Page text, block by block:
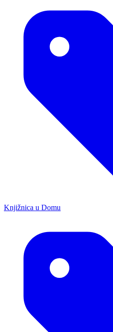
Knjižnica u Domu